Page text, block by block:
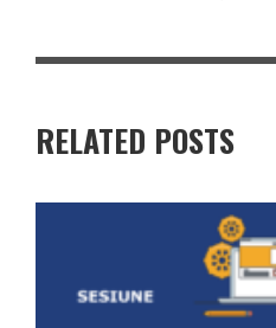
RELATED POSTS